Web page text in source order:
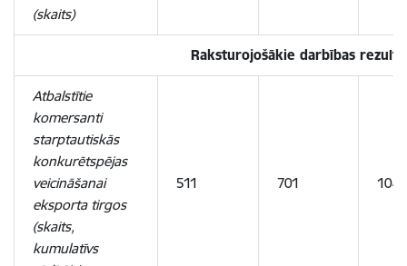
(skaits)
Raksturojošākie darbības
Atbalstītie
komersanti
starptautiskās
konkurētspējas
veicināšanai
eksporta tirgos
(skaits,
kumulatīvs
511 701 1041